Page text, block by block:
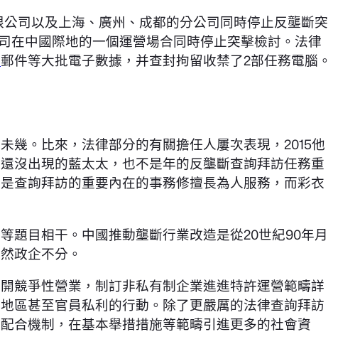
司以及上海、廣州、成都的分公司同時停止反壟斷突
中國際地的一個運營場合同時停止突擊檢討。法律
郵件等大批電子數據，并查封拘留收禁了2部任務電腦。
幾。比來，法律部分的有關擔任人屢次表現，2015他
沒出現的藍太太，也不是年的反壟斷查詢拜訪任務重
查詢拜訪的重要內在的事務修擅長為人服務，而彩衣
題目相干。中國推動壟斷行業改造是從20世紀90年月
政企不分。
競爭性營業，制訂非私有制企業進進特許運營範疇詳
區甚至官員私利的行動。除了更嚴厲的法律查詢拜訪
合機制，在基本舉措措施等範疇引進更多的社會資